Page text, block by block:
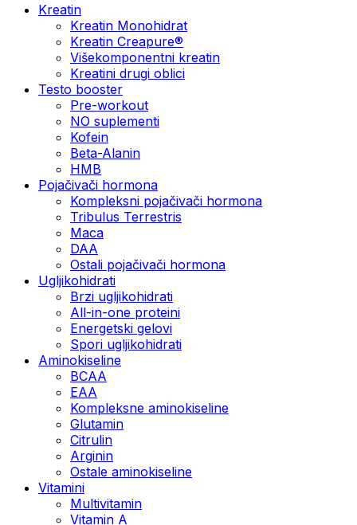
Kreatin
Kreatin Monohidrat
Kreatin Creapure®
Višekomponentni kreatin
Kreatini drugi oblici
Testo booster
Pre-workout
NO suplementi
Kofein
Beta-Alanin
HMB
Pojačivači hormona
Kompleksni pojačivači hormona
Tribulus Terrestris
Maca
DAA
Ostali pojačivači hormona
Ugljikohidrati
Brzi ugljikohidrati
All-in-one proteini
Energetski gelovi
Spori ugljikohidrati
Aminokiseline
BCAA
EAA
Kompleksne aminokiseline
Glutamin
Citrulin
Arginin
Ostale aminokiseline
Vitamini
Multivitamin
Vitamin A